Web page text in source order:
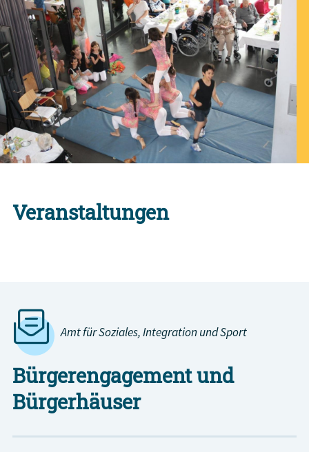
Veranstaltungen
Amt für Soziales, Integration und Sport
Bürgerengagement und
Bürgerhäuser